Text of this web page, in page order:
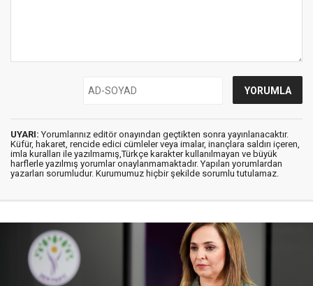
UYARI: Yorumlarınız editör onayından geçtikten sonra yayınlanacaktır.
Küfür, hakaret, rencide edici cümleler veya imalar, inançlara saldırı içeren,
imla kuralları ile yazılmamış,Türkçe karakter kullanılmayan ve büyük
harflerle yazılmış yorumlar onaylanmamaktadır. Yapılan yorumlardan
yazarları sorumludur. Kurumumuz hiçbir şekilde sorumlu tutulamaz.